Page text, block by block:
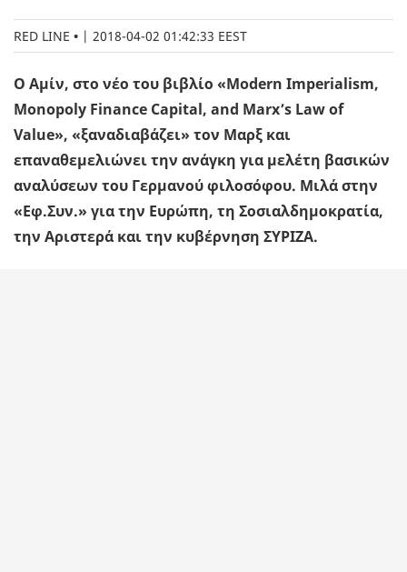
RED LINE | 2018-04-02 01:42:33 EEST
Ο Αμίν, στο νέο του βιβλίο «Modern Imperialism,
Monopoly Finance Capital, and Marx’s Law of
Value», «ξαναδιαβάζει» τον Μαρξ και
επαναθεμελιώνει την ανάγκη για μελέτη βασικών
αναλύσεων του Γερμανού φιλοσόφου. Μιλά στην
«Εφ.Συν.» για την Ευρώπη, τη Σοσιαλδημοκρατία,
την Αριστερά και την κυβέρνηση ΣΥΡΙΖΑ.